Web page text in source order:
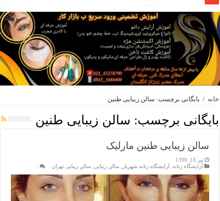
خانه / بایگانی برچسب: سالن زیبایی طنین
بایگانی برچسب: سالن زیبایی طنین
سالن زیبایی طنین مارلیک
تیر 18, 1398
آرایشگاه زنانه ,آرایشگاه زنانه شهریار ,سالن زیبایی ,سالن زیبایی تهران ۰